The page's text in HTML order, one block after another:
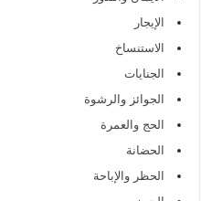
الإيجار
الاستنساخ
الجنايات
الجوائز والرشوة
الحج والعمرة
الحضانة
الحظر والإباحة